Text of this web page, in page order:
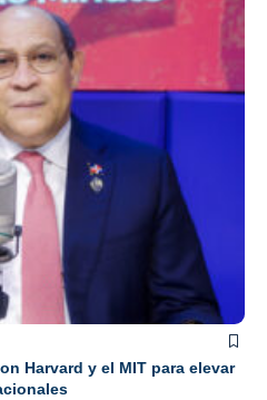
Harvard y el MIT para elevar